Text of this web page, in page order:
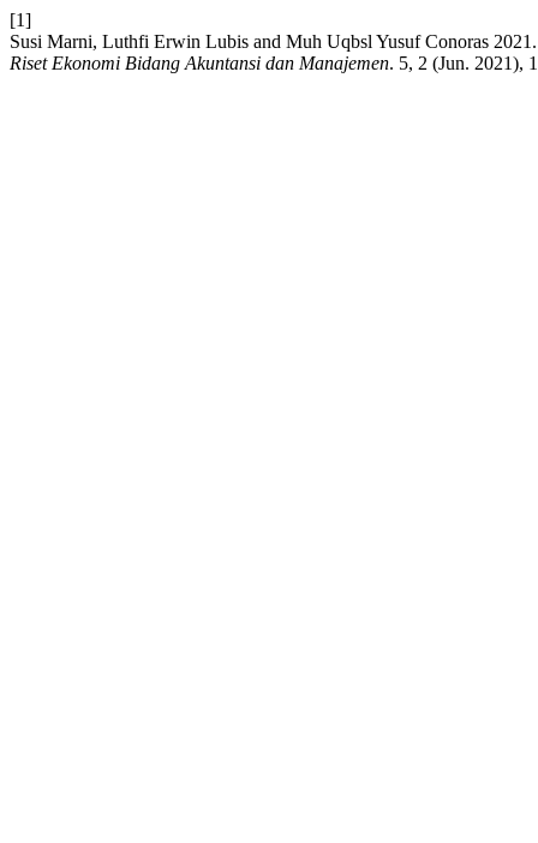
[1]
Susi Marni, Luthfi Erwin Lubis and Muh Uqbsl Yusuf Conoras
Riset Ekonomi Bidang Akuntansi dan Manajemen. 5, 2 (Jun. 2021),